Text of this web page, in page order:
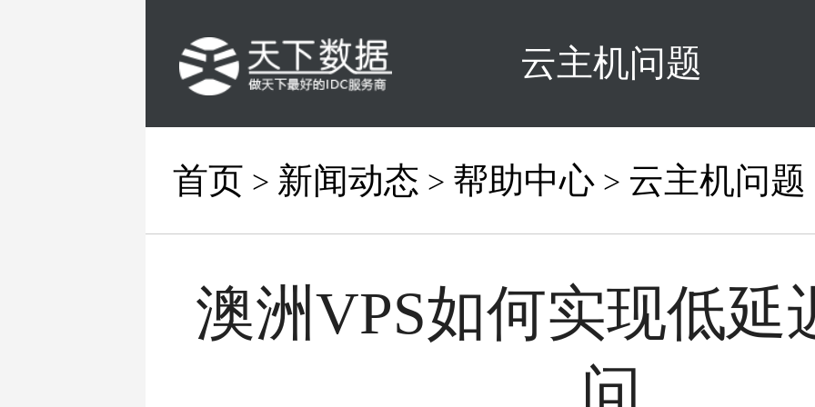
云主机问题
首页 > 新闻动态 > 帮助中心 > 云主机问题
澳洲VPS如何实现低延
问